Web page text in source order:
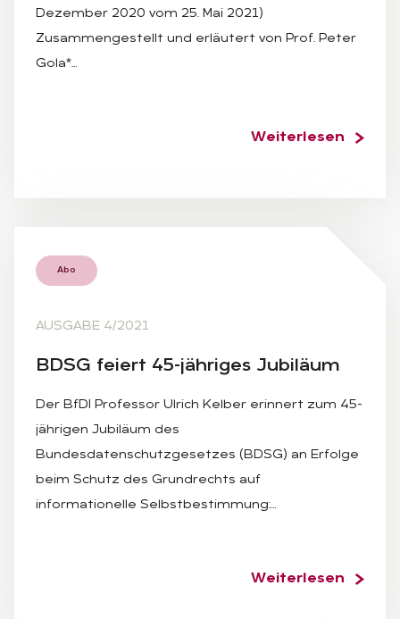
Dezember 2020 vom 25. Mai 2021)
Zusammengestellt und erläutert von Prof. Peter
Gola*…
Weiterlesen
Abo
AUSGABE 4/2021
BDSG fei­ert 45-jäh­ri­ges Ju­bi­lä­um
Der BfDI Professor Ulrich Kelber erinnert zum 45-
jährigen Jubiläum des
Bundesdatenschutzgesetzes (BDSG) an Erfolge
beim Schutz des Grundrechts auf
informationelle Selbstbestimmung:…
Weiterlesen